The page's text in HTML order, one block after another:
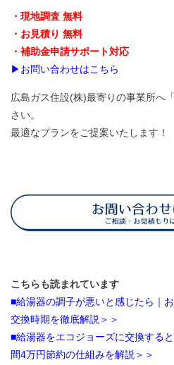
・現地調査 無料
・お見積り 無料
・補助金申請サポート対応
▶お問い合わせはこちら
広島ガス住設(株)最寄りの事業所へ
さい。
最適なプランをご提案いたします！
こちらも読まれています
■給湯器の調子が悪いと感じたら｜
交換時期を徹底解説＞＞
■給湯器をエコジョーズに交換する
間4万円節約の仕組みを解説＞＞